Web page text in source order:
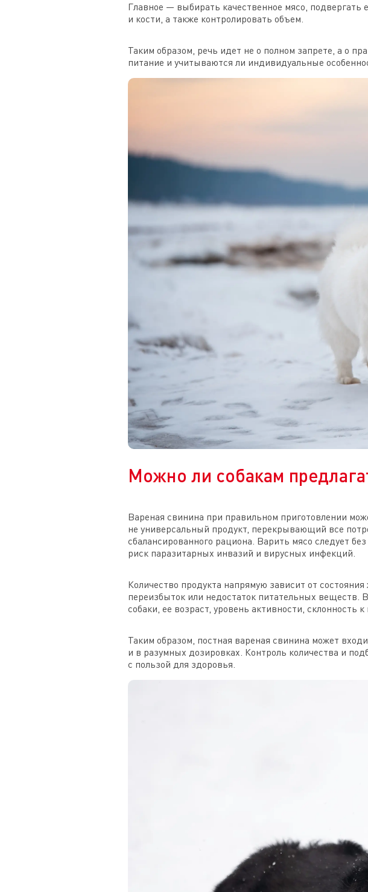
Главное — выбирать качественное мясо, подвергать
и кости, а также контролировать объем.
Таким образом, речь идет не о полном запрете, а о
питание и учитываются ли индивидуальные
Можно ли собакам
Вареная свинина при правильном приготовлении
не универсальный продукт, перекрывающий все
сбалансированного рациона. Варить мясо следует
риск паразитарных инвазий и вирусных инфекций.
Количество продукта напрямую зависит от
переизбыток или недостаток питательных веществ.
собаки, ее возраст, уровень активности, склонность
Таким образом, постная вареная свинина может
и в разумных дозировках. Контроль количества и
с пользой для здоровья.